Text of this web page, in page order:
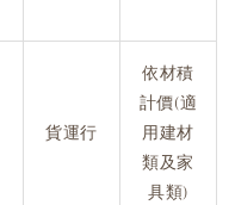
貨運行
依材積
計價(適
用建材
類及家
具類)